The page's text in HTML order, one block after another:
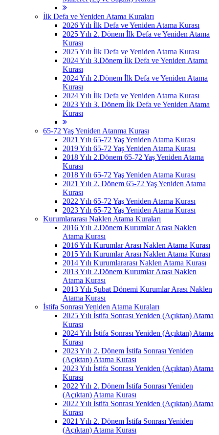
İlk Defa ve Yeniden Atama Kuraları
2026 Yılı İlk Defa ve Yeniden Atama Kurası
2025 Yılı 2. Dönem İlk Defa ve Yeniden Atama
Kurası
2025 Yılı İlk Defa ve Yeniden Atama Kurası
2024 Yılı 3.Dönem İlk Defa ve Yeniden Atama
Kurası
2024 Yılı 2.Dönem İlk Defa ve Yeniden Atama
Kurası
2024 Yılı İlk Defa ve Yeniden Atama Kurası
2023 Yılı 3. Dönem İlk Defa ve Yeniden Atama
Kurası
65-72 Yaş Yeniden Atanma Kurası
2021 Yılı 65-72 Yaş Yeniden Atama Kurası
2019 Yılı 65-72 Yaş Yeniden Atama Kurası
2018 Yılı 2.Dönem 65-72 Yaş Yeniden Atama
Kurası
2018 Yılı 65-72 Yaş Yeniden Atama Kurası
2021 Yılı 2. Dönem 65-72 Yaş Yeniden Atama
Kurası
2022 Yılı 65-72 Yaş Yeniden Atama Kurası
2023 Yılı 65-72 Yaş Yeniden Atama Kurası
Kurumlararası Naklen Atama Kuraları
2016 Yılı 2.Dönem Kurumlar Arası Naklen
Atama Kurası
2016 Yılı Kurumlar Arası Naklen Atama Kurası
2015 Yılı Kurumlar Arası Naklen Atama Kurası
2014 Yılı Kurumlararası Naklen Atama Kurası
2013 Yılı 2.Dönem Kurumlar Arası Naklen
Atama Kurası
2013 Yılı Şubat Dönemi Kurumlar Arası Naklen
Atama Kurası
İstifa Sonrası Yeniden Atama Kuraları
2025 Yılı İstifa Sonrası Yeniden (Açıktan) Atama
Kurası
2024 Yılı İstifa Sonrası Yeniden (Açıktan) Atama
Kurası
2023 Yılı 2. Dönem İstifa Sonrası Yeniden
(Açıktan) Atama Kurası
2023 Yılı İstifa Sonrası Yeniden (Açıktan) Atama
Kurası
2022 Yılı 2. Dönem İstifa Sonrası Yeniden
(Açıktan) Atama Kurası
2022 Yılı İstifa Sonrası Yeniden (Açıktan) Atama
Kurası
2021 Yılı 2. Dönem İstifa Sonrası Yeniden
(Açıktan) Atama Kurası